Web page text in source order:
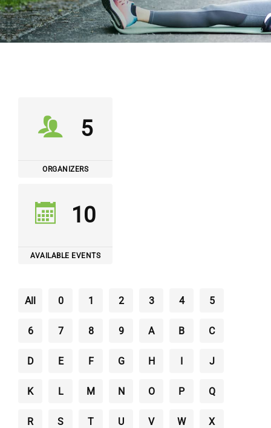
5
ORGANIZERS
10
AVAILABLE EVENTS
All 0 1 2 3 4 5
6 7 8 9 A B C
D E F G H I J
K L M N O P Q
R S T U V W X